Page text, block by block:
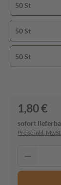
50 St
50 St
50 St
1,80 €
sofort
Preise inkl.